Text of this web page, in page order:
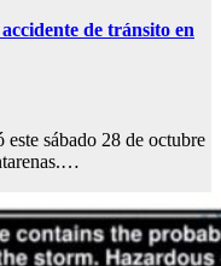
de tránsito en
sábado 28 de octubre